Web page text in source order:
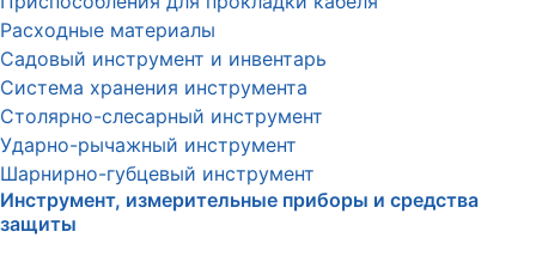
Расходные материалы
Садовый инструмент и инвентарь
Система хранения инструмента
Столярно-слесарный инструмент
Ударно-рычажный инструмент
Шарнирно-губцевый инструмент
Инструмент, измерительные приборы и средства
защиты